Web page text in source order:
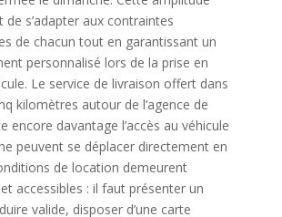
s’adapter aux contraintes
de chacun tout en garantissant un
personnalisé lors de la prise en
Le service de livraison offert dans
kilomètres autour de l’agence de
encore davantage l’accès au véhicule
peuvent se déplacer directement en
de location demeurent
accessibles : il faut présenter un
valide, disposer d’une carte